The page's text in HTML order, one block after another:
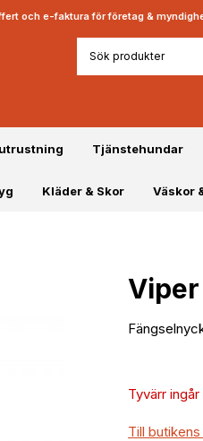
och e-faktura för företag &
Tjänstehundar
Kläder & Skor Väskor
Tyvärr
Till